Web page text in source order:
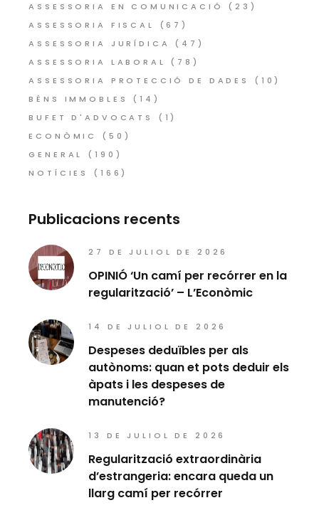
ASSESSORIA EN COMUNICACIÓ
(23)
ASSESSORIA FISCAL
(67)
ASSESSORIA JURÍDICA
(47)
ASSESSORIA LABORAL
(78)
ASSESSORIA PROTECCIÓ DE DADES
(10)
BÉNS IMMOBLES
(14)
BUFET D'ADVOCATS
(1)
ECONÒMIC
(50)
GENERAL
(190)
NOTÍCIES
(166)
Publicacions recents
27 DE JULIOL DE 2026
OPINIÓ ‘Un camí per recórrer en la
regularització’ – L’Econòmic
14 DE JULIOL DE 2026
Despeses deduïbles per als
autònoms: quan et pots deduir els
àpats i les despeses de
manutenció?
13 DE JULIOL DE 2026
Regularització extraordinària
d’estrangeria: encara queda un
llarg camí per recórrer